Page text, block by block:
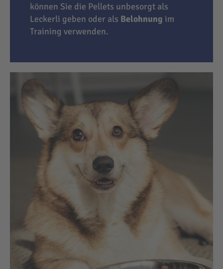
können Sie die Pellets unbesorgt als
Leckerli geben oder als Belohnung im
Training verwenden.